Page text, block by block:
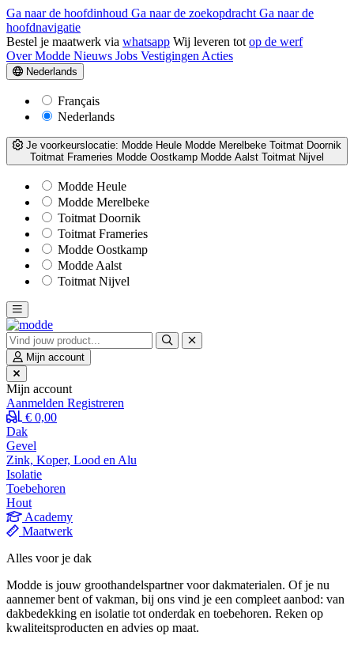
Ga naar de hoofdinhoud Ga naar de zoekopdracht Ga naar de
hoofdnavigatie
Bestel je maatwerk via whatsapp Wij leveren tot op de werf
Over Modde Nieuws Jobs Vestigingen Acties
Nederlands
Français
Nederlands
Je voorkeurslocatie: Modde Heule Modde Merelbeke Toitmat Doornik
Toitmat Frameries Modde Oostkamp Modde Aalst Toitmat Nijvel
Modde Heule
Modde Merelbeke
Toitmat Doornik
Toitmat Frameries
Modde Oostkamp
Modde Aalst
Toitmat Nijvel
Mijn account
Mijn account
Aanmelden Registreren
€ 0,00
Dak
Gevel
Zink, Koper, Lood en Alu
Isolatie
Toebehoren
Hout
Academy
Maatwerk
Alles voor je dak
Modde is jouw groothandelspartner voor dakmaterialen. Of je nu
aannemer bent of vakman, bij ons vind je een compleet aanbod: van
dakbedekking en isolatie tot onderdak en toebehoren. Reken op
kwaliteitsproducten en advies op maat.